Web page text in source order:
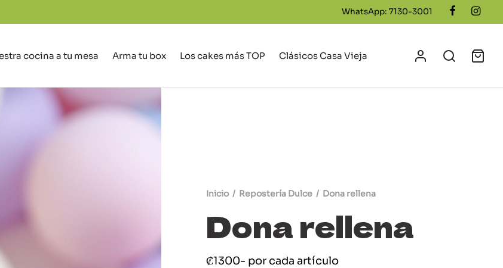
WhatsApp: 7130-3001
cocina a tu mesa Arma tu box Los cakes más TOP Clásicos Casa Vieja
Inicio / Repostería Dulce / Dona rellena
Dona rellena
₡1300- por cada artículo